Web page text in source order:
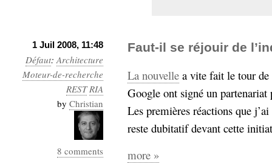
1 Juil 2008, 11:48
Défaut:Architecture
Moteur-de-recherche
REST RIA
by Christian
8 comments
Faut-il se réjouir de
La nouvelle a vite fait le tour
Google ont signé un
Les premières réactions que
reste dubitatif devant cette
more »